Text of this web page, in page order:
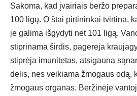
Sa­ko­ma, kad įvai­riais ber­žo
100 li­gų. O štai pir­ti­nin­kai tvir­ti­na,
je ga­li­ma iš­gy­dy­ti net 101 li­gą.
stip­ri­na­ma šir­dis, pa­ge­rė­ja
stip­rė­ja imu­ni­te­tas, at­si­gau­na
de­lis, nes vei­kia­ma žmo­gaus odą,
žmo­gaus or­ga­nas. Ber­ži­nė­je